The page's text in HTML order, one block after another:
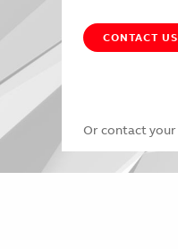
CONTACT US
Or contact your